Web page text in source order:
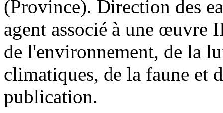
(Province). Direction des
agent associé à une œuvre
de l'environnement, de la
climatiques, de la faune et
publication.